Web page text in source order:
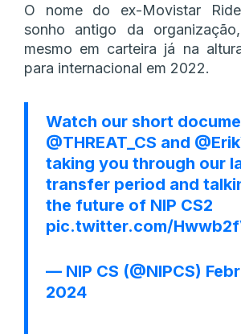
O nome do ex-Movistar
sonho antigo da
mesmo em carteira já na
para internacional em 2022.
Watch our short
@THREAT_CS and
taking you through our
transfer period and
the future of NIP CS2
pic.twitter.com/
— NIP CS (@NIPCS)
2024